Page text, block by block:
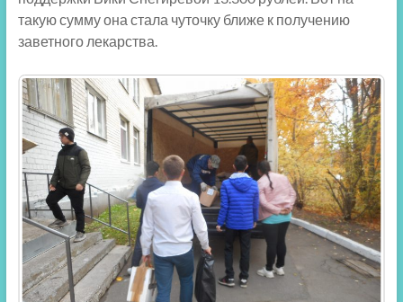
такую сумму она стала чуточку ближе к получению
заветного лекарства.